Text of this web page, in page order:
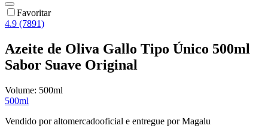
Favoritar
4.9 (7891)
Azeite de Oliva Gallo Tipo Único 500ml
Sabor Suave Original
Volume: 500ml
500ml
Vendido poraltomercadooficial e entregue por Magalu